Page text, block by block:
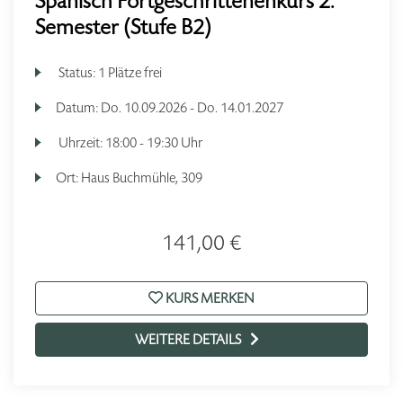
Semester (Stufe B2)
Status: 1 Plätze frei
Datum: Do. 10.09.2026 - Do. 14.01.2027
Uhrzeit: 18:00 - 19:30 Uhr
Ort: Haus Buchmühle, 309
141,00 €
KURS MERKEN
WEITERE DETAILS